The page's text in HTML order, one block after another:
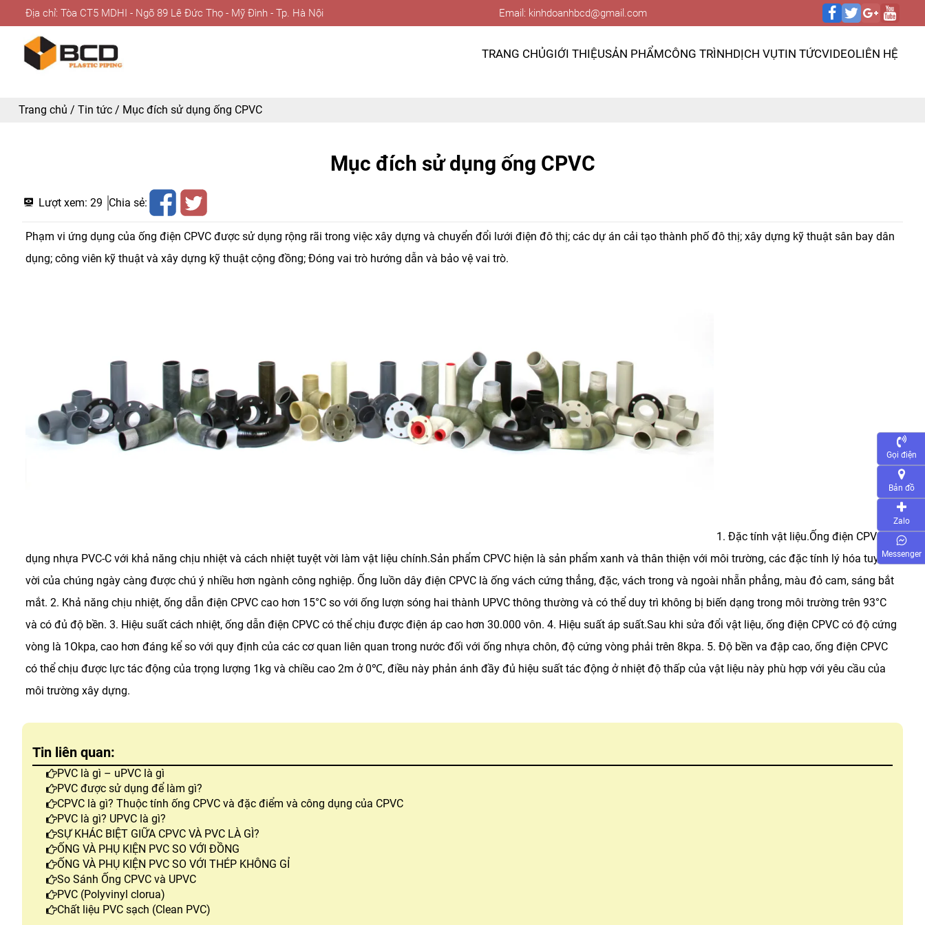
Địa chỉ: Tòa CT5 MDHI - Ngõ 89 Lê Đức Thọ - Mỹ Đình - Tp. Hà Nội Email: kinhdoanhbcd@gmail.com
TRANG CHỦGIỚI THIỆUSẢN PHẨMCÔNG TRÌNHDỊCH VỤTIN TỨCVIDEOLIÊN HỆ
Trang chủ / Tin tức / Mục đích sử dụng ống CPVC
Mục đích sử dụng ống CPVC
Lượt xem: 29 Chia sẻ:
Phạm vi ứng dụng của ống điện CPVC được sử dụng rộng rãi trong việc xây dựng và chuyển đổi lưới điện đô thị; các dự án cải tạo thành phố đô thị; xây dựng kỹ thuật sân bay dân
dụng; công viên kỹ thuật và xây dựng kỹ thuật cộng đồng; Đóng vai trò hướng dẫn và bảo vệ vai trò.
1. Đặc tính vật liệu.Ống điện CPVC sử
dụng nhựa PVC-C với khả năng chịu nhiệt và cách nhiệt tuyệt vời làm vật liệu chính.Sản phẩm CPVC hiện là sản phẩm xanh và thân thiện với môi trường, các đặc tính lý hóa tuyệt
vời của chúng ngày càng được chú ý nhiều hơn ngành công nghiệp. Ống luồn dây điện CPVC là ống vách cứng thẳng, đặc, vách trong và ngoài nhẵn phẳng, màu đỏ cam, sáng bắt
mắt. 2. Khả năng chịu nhiệt, ống dẫn điện CPVC cao hơn 15°C so với ống lượn sóng hai thành UPVC thông thường và có thể duy trì không bị biến dạng trong môi trường trên 93°C
và có đủ độ bền. 3. Hiệu suất cách nhiệt, ống dẫn điện CPVC có thể chịu được điện áp cao hơn 30.000 vôn. 4. Hiệu suất áp suất.Sau khi sửa đổi vật liệu, ống điện CPVC có độ cứng
vòng là 1Okpa, cao hơn đáng kể so với quy định của các cơ quan liên quan trong nước đối với ống nhựa chôn, độ cứng vòng phải trên 8kpa. 5. Độ bền va đập cao, ống điện CPVC
có thể chịu được lực tác động của trọng lượng 1kg và chiều cao 2m ở 0℃, điều này phản ánh đầy đủ hiệu suất tác động ở nhiệt độ thấp của vật liệu này phù hợp với yêu cầu của
môi trường xây dựng.
Tin liên quan:
PVC là gì – uPVC là gì
PVC được sử dụng để làm gì?
CPVC là gì? Thuộc tính ống CPVC và đặc điểm và công dụng của CPVC
PVC là gì? UPVC là gì?
SỰ KHÁC BIỆT GIỮA CPVC VÀ PVC LÀ GÌ?
ỐNG VÀ PHỤ KIỆN PVC SO VỚI ĐỒNG
ỐNG VÀ PHỤ KIỆN PVC SO VỚI THÉP KHÔNG GỈ
So Sánh Ống CPVC và UPVC
PVC (Polyvinyl clorua)
Chất liệu PVC sạch (Clean PVC)
Gọi điện
Bản đồ
Zalo
Messenger